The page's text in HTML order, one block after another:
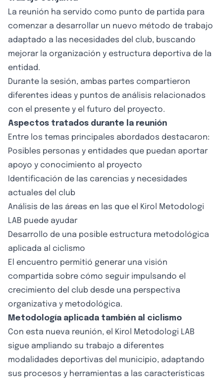
La reunión ha servido como punto de partida para
comenzar a desarrollar un nuevo método de trabajo
adaptado a las necesidades del club, buscando
mejorar la organización y estructura deportiva de la
entidad.
Durante la sesión, ambas partes compartieron
diferentes ideas y puntos de análisis relacionados
con el presente y el futuro del proyecto.
Aspectos tratados durante la reunión
Entre los temas principales abordados destacaron:
Posibles personas y entidades que puedan aportar
apoyo y conocimiento al proyecto
Identificación de las carencias y necesidades
actuales del club
Análisis de las áreas en las que el Kirol Metodologi
LAB puede ayudar
Desarrollo de una posible estructura metodológica
aplicada al ciclismo
El encuentro permitió generar una visión
compartida sobre cómo seguir impulsando el
crecimiento del club desde una perspectiva
organizativa y metodológica.
Metodología aplicada también al ciclismo
Con esta nueva reunión, el Kirol Metodologi LAB
sigue ampliando su trabajo a diferentes
modalidades deportivas del municipio, adaptando
sus procesos y herramientas a las características